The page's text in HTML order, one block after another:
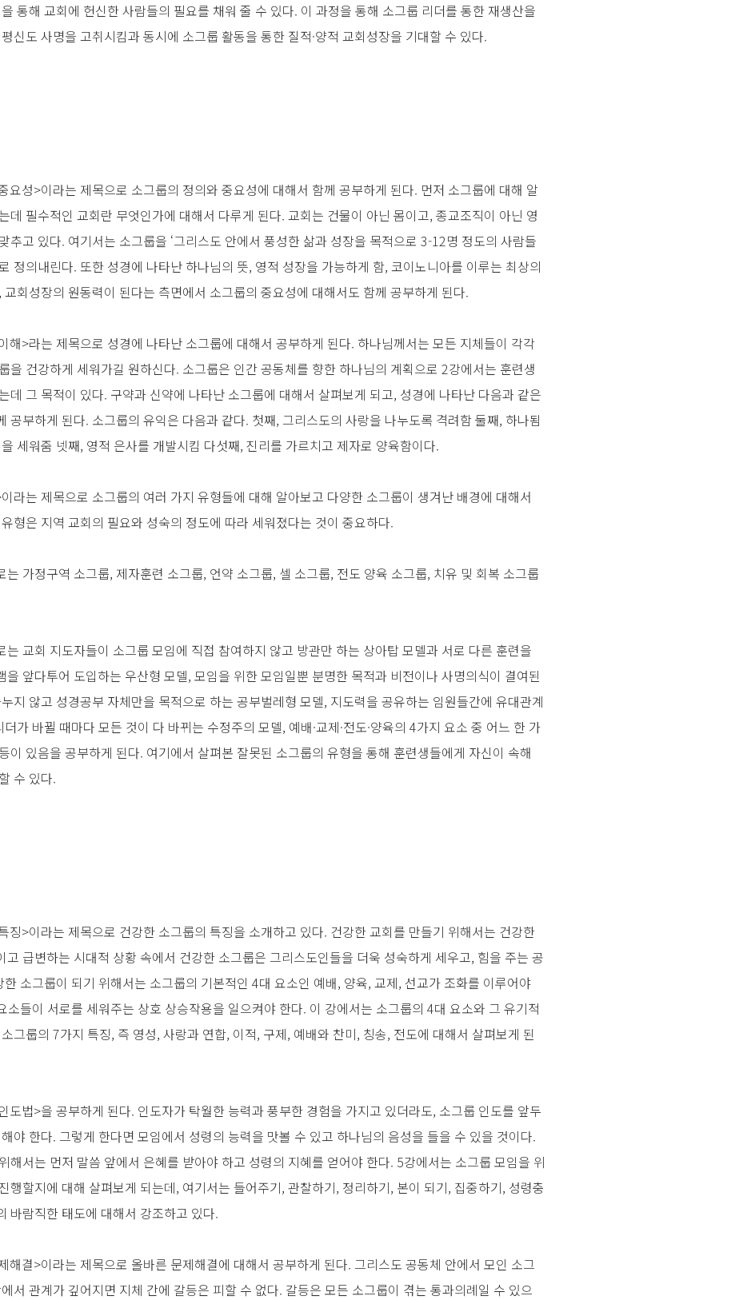
통해 교회에 헌신한 사람들의 필요를 채워 줄 수 있다. 이 과정을 통해 소그룹 리더를 통한 재생산을
신도 사명을 고취시킴과 동시에 소그룹 활동을 통한 질적·양적 교회성장을 기대할 수 있다.
요성>이라는 제목으로 소그룹의 정의와 중요성에 대해서 함께 공부하게 된다. 먼저 소그룹에 대해 알
데 필수적인 교회란 무엇인가에 대해서 다루게 된다. 교회는 건물이 아닌 몸이고, 종교조직이 아닌 영
추고 있다. 여기서는 소그룹을 ‘그리스도 안에서 풍성한 삶과 성장을 목적으로 3-12명 정도의 사람들
정의내린다. 또한 성경에 나타난 하나님의 뜻, 영적 성장을 가능하게 함, 코이노니아를 이루는 최상의
회성장의 원동력이 된다는 측면에서 소그룹의 중요성에 대해서도 함께 공부하게 된다.
해>라는 제목으로 성경에 나타난 소그룹에 대해서 공부하게 된다. 하나님께서는 모든 지체들이 각각
을 건강하게 세워가길 원하신다. 소그룹은 인간 공동체를 향한 하나님의 계획으로 2강에서는 훈련생
데 그 목적이 있다. 구약과 신약에 나타난 소그룹에 대해서 살펴보게 되고, 성경에 나타난 다음과 같은
공부하게 된다. 소그룹의 유익은 다음과 같다. 첫째, 그리스도의 사랑을 나누도록 격려함 둘째, 하나됨
세워줌 넷째, 영적 은사를 개발시킴 다섯째, 진리를 가르치고 제자로 양육함이다.
라는 제목으로 소그룹의 여러 가지 유형들에 대해 알아보고 다양한 소그룹이 생겨난 배경에 대해서
형은 지역 교회의 필요와 성숙의 정도에 따라 세워졌다는 것이 중요하다.
는 가정구역 소그룹, 제자훈련 소그룹, 언약 소그룹, 셀 소그룹, 전도 양육 소그룹, 치유 및 회복 소그룹
는 교회 지도자들이 소그룹 모임에 직접 참여하지 않고 방관만 하는 상아탑 모델과 서로 다른 훈련을
을 앞다투어 도입하는 우산형 모델, 모임을 위한 모임일뿐 분명한 목적과 비전이나 사명의식이 결여된
지 않고 성경공부 자체만을 목적으로 하는 공부벌레형 모델, 지도력을 공유하는 임원들간에 유대관계
가 바뀔 때마다 모든 것이 다 바뀌는 수정주의 모델, 예배·교제·전도·양육의 4가지 요소 중 어느 한 가
이 있음을 공부하게 된다. 여기에서 살펴본 잘못된 소그룹의 유형을 통해 훈련생들에게 자신이 속해
수 있다.
징>이라는 제목으로 건강한 소그룹의 특징을 소개하고 있다. 건강한 교회를 만들기 위해서는 건강한
고 급변하는 시대적 상황 속에서 건강한 소그룹은 그리스도인들을 더욱 성숙하게 세우고, 힘을 주는 공
소그룹이 되기 위해서는 소그룹의 기본적인 4대 요소인 예배, 양육, 교제, 선교가 조화를 이루어야
소들이 서로를 세워주는 상호 상승작용을 일으켜야 한다. 이 강에서는 소그룹의 4대 요소와 그 유기적
그룹의 7가지 특징, 즉 영성, 사랑과 연합, 이적, 구제, 예배와 찬미, 칭송, 전도에 대해서 살펴보게 된
도법>을 공부하게 된다. 인도자가 탁월한 능력과 풍부한 경험을 가지고 있더라도, 소그룹 인도를 앞두
야 한다. 그렇게 한다면 모임에서 성령의 능력을 맛볼 수 있고 하나님의 음성을 들을 수 있을 것이다.
해서는 먼저 말씀 앞에서 은혜를 받아야 하고 성령의 지혜를 얻어야 한다. 5강에서는 소그룹 모임을 위
행할지에 대해 살펴보게 되는데, 여기서는 들어주기, 관찰하기, 정리하기, 본이 되기, 집중하기, 성령충
바람직한 태도에 대해서 강조하고 있다.
해결>이라는 제목으로 올바른 문제해결에 대해서 공부하게 된다. 그리스도 공동체 안에서 모인 소그
서 관계가 깊어지면 지체 간에 갈등은 피할 수 없다. 갈등은 모든 소그룹이 겪는 통과의례일 수 있으